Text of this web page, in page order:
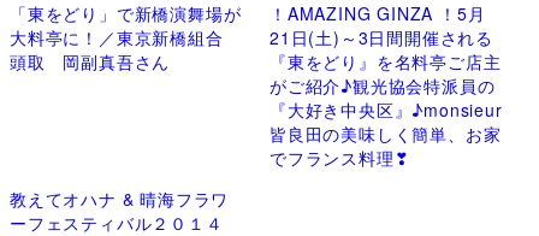
「東をどり」で新橋演舞場が
大料亭に！／東京新橋組合
頭取 岡副真吾さん
！AMAZING GINZA ！5月
21日(土)～3日間開催される
『東をどり』を名料亭ご店主
がご紹介♪観光協会特派員の
『大好き中央区』♪monsieur
皆良田の美味しく簡単、お家
でフランス料理❣
教えてオハナ & 晴海フラワ
ーフェスティバル２０１４